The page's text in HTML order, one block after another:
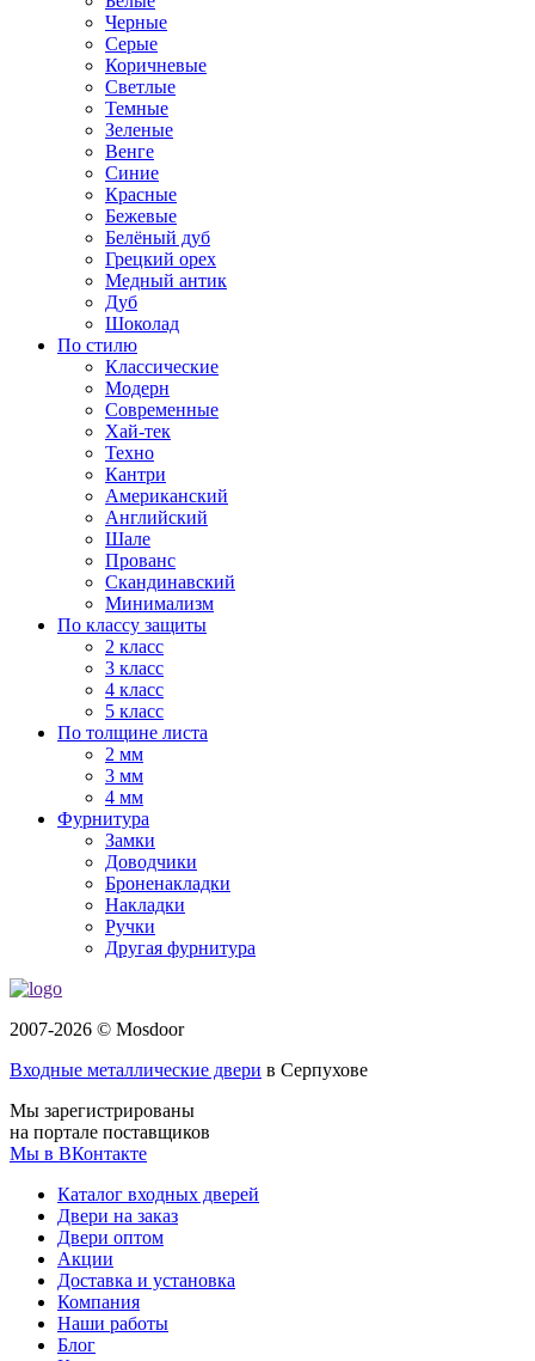
Черные
Серые
Коричневые
Светлые
Темные
Зеленые
Венге
Синие
Красные
Бежевые
Белёный дуб
Грецкий орех
Медный антик
Дуб
Шоколад
По стилю
Классические
Модерн
Современные
Хай-тек
Техно
Кантри
Американский
Английский
Шале
Прованс
Скандинавский
Минимализм
По классу защиты
2 класс
3 класс
4 класс
5 класс
По толщине листа
2 мм
3 мм
4 мм
Фурнитура
Замки
Доводчики
Броненакладки
Накладки
Ручки
Другая фурнитура
2007-2026 © Mosdoor
Входные металлические двери в Серпухове
Мы зарегистрированы
на портале поставщиков
Мы в ВКонтакте
Каталог входных дверей
Двери на заказ
Двери оптом
Акции
Доставка и установка
Компания
Наши работы
Блог